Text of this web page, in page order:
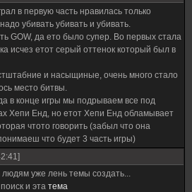
в первую часть нравилась только
убивать убивать и убивать.
GOW, да ето было супер. Во первых стала
исчез етот серый оттенок который был в
и насыщиные, очень много стало
место битвы.
в конце игры мы подрываем все под
Хепи Енд, но етот Хепи Енд обламывает
чтото говорить (забыл что она
что будет 3 часть игры)
уже лень темы создать...
и эта тема